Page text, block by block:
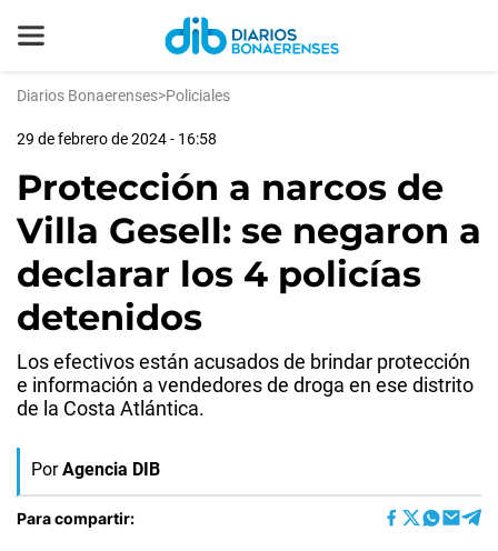
Diarios Bonaerenses>Policiales
29 de febrero de 2024 - 16:58
Protección a narcos de
Villa Gesell: se negaron a
declarar los 4 policías
detenidos
Los efectivos están acusados de brindar protección
e información a vendedores de droga en ese distrito
de la Costa Atlántica.
Por Agencia DIB
Para compartir: